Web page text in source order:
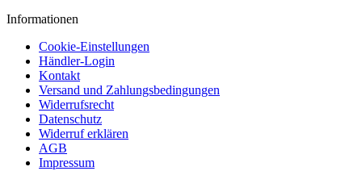
Informationen
Cookie-Einstellungen
Händler-Login
Kontakt
Versand und Zahlungsbedingungen
Widerrufsrecht
Datenschutz
Widerruf erklären
AGB
Impressum